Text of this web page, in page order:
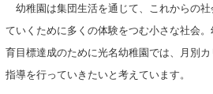
幼稚園は集団生活を通じて、これからの
ていくために多くの体験をつむ小さな社会
育目標達成のために光名幼稚園では、月別
指導を行っていきたいと考えています。